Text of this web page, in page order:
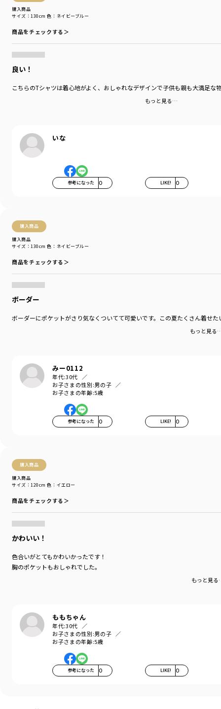
購入商品
サイズ：130cm 色：ネイビーブルー
商品をチェックする＞
良い！
こちらのTシャツは着心地がよく、おしゃれなデザインで子供も親も大満足な
もっと見る…
いな
参考になった 0 LIKE! 0
購入商品
購入商品
サイズ：130cm 色：ネイビーブルー
商品をチェックする＞
ボーダー
ボーダーにポケットがさり気なくついてて可愛いです。この夏たくさん着せた
もっと見る
みー0112
年代:30代
お子さまの性別:男の子
お子さまの年齢:5歳
参考になった 0 LIKE! 0
購入商品
購入商品
サイズ：120cm 色：イエロー
商品をチェックする＞
かわいい！
色合いがとてもかわいかったです！
胸のポケットもおしゃれでした。
もっと見
ももちゃん
年代:30代
お子さまの性別:男の子
お子さまの年齢:5歳
参考になった 0 LIKE! 0
おしゃれな立体感が出る「脇スリット」入り。
■素材
本体部分「綿100％」ロイヤルコットン使用。
「吸汗性」にすぐれ「肌ざわりが良い」
丈夫で型崩れしにくい、お洗濯にもぴったりの素材です。
ポケット：あり
着用イメージ/カラー：アイボリー
モデル：身長120cm 体重20.5kg
サイズ：サイズ120
カラー
性別タイプ
商品番号
／ 11-3206-374